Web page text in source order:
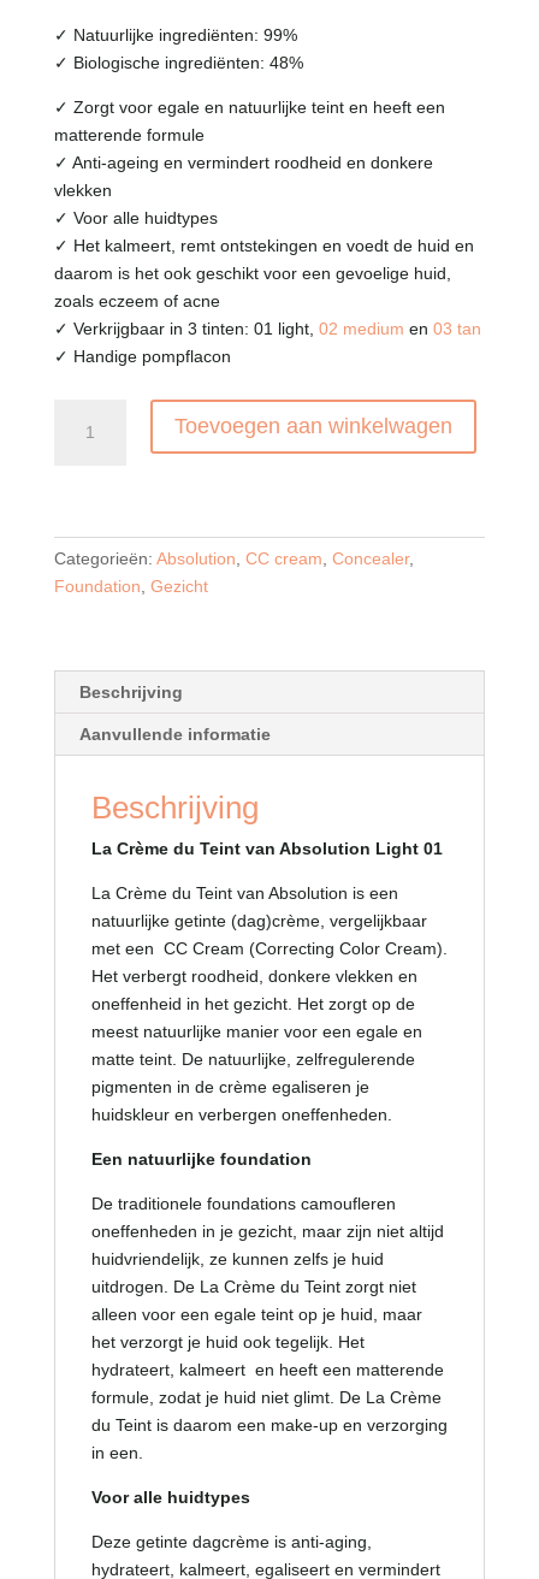
✓ Natuurlijke ingrediënten: 99%
✓ Biologische ingrediënten: 48%
✓ Zorgt voor egale en natuurlijke teint en heeft een
matterende formule
✓ Anti-ageing en vermindert roodheid en donkere
vlekken
✓ Voor alle huidtypes
✓ Het kalmeert, remt ontstekingen en voedt de huid en
daarom is het ook geschikt voor een gevoelige huid,
zoals eczeem of acne
✓ Verkrijgbaar in 3 tinten: 01 light, 02 medium en 03 tan
✓ Handige pompflacon
crème
Dagcrème
Light
Toevoegen aan winkelwagen
Categorieën: Absolution CC cream Concealer,
Foundation Gezicht
Beschrijving
Aanvullende informatie
Beschrijving
La Crème du Teint van Absolution Light 01
La Crème du Teint van Absolution is een
natuurlijke getinte (dag)crème, vergelijkbaar
met een CC Cream (Correcting Color Cream).
Het verbergt roodheid, donkere vlekken en
oneffenheid in het gezicht. Het zorgt op de
meest natuurlijke manier voor een egale en
matte teint. De natuurlijke, zelfregulerende
pigmenten in de crème egaliseren je
huidskleur en verbergen oneffenheden.
Een natuurlijke foundation
De traditionele foundations camoufleren
oneffenheden in je gezicht, maar zijn niet altijd
huidvriendelijk, ze kunnen zelfs je huid
uitdrogen. De La Crème du Teint zorgt niet
alleen voor een egale teint op je huid, maar
het verzorgt je huid ook tegelijk. Het
hydrateert, kalmeert en heeft een matterende
formule, zodat je huid niet glimt. De La Crème
du Teint is daarom een make-up en verzorging
in een.
Voor alle huidtypes
Deze getinte dagcrème is anti-aging,
hydrateert, kalmeert, egaliseert en vermindert